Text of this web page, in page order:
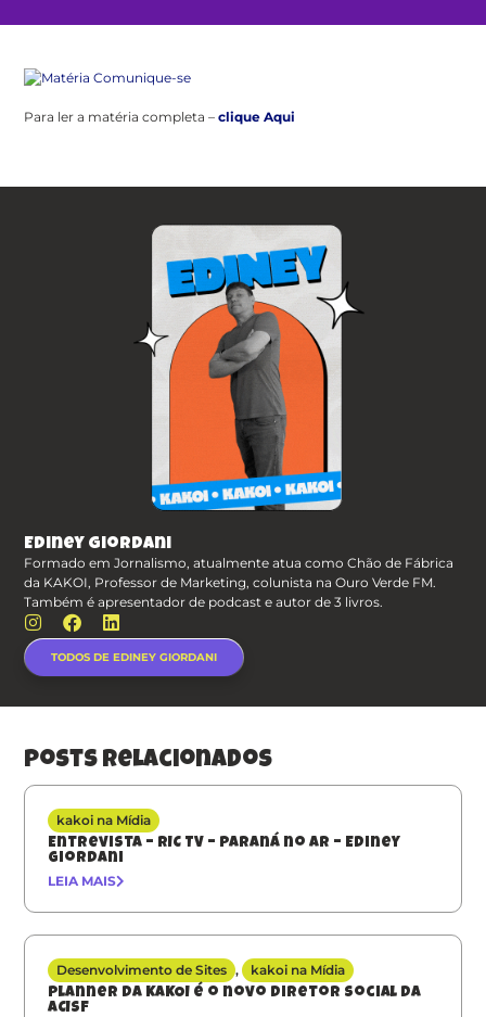
Para ler a matéria completa –clique Aqui
Ediney Giordani
Formado em Jornalismo, atualmente atua como Chão de Fábrica
da KAKOI, Professor de Marketing, colunista na Ouro Verde FM.
Também é apresentador de podcast e autor de 3 livros.
TODOS DE EDINEY GIORDANI
posts relacionados
kakoi na Mídia
Entrevista – RIC TV – Paraná no Ar – Ediney
Giordani
LEIA MAIS
Desenvolvimento de Sites , kakoi na Mídia
Planner da KAKOI é o novo diretor social da
ACISF